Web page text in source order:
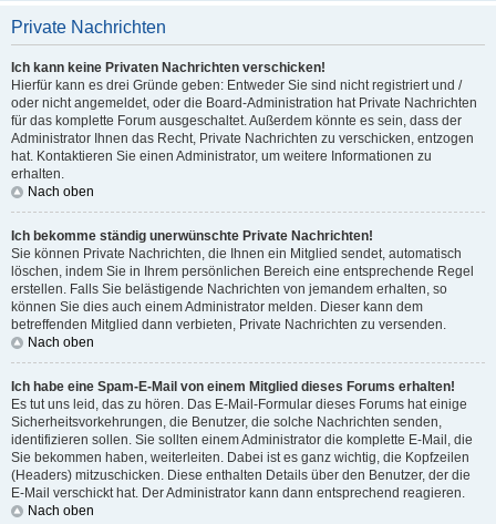
Private Nachrichten
Ich kann keine Privaten Nachrichten verschicken!
Hierfür kann es drei Gründe geben: Entweder Sie sind nicht registriert und /
oder nicht angemeldet, oder die Board-Administration hat Private Nachrichten
für das komplette Forum ausgeschaltet. Außerdem könnte es sein, dass der
Administrator Ihnen das Recht, Private Nachrichten zu verschicken, entzogen
hat. Kontaktieren Sie einen Administrator, um weitere Informationen zu
erhalten.
Nach oben
Ich bekomme ständig unerwünschte Private Nachrichten!
Sie können Private Nachrichten, die Ihnen ein Mitglied sendet, automatisch
löschen, indem Sie in Ihrem persönlichen Bereich eine entsprechende Regel
erstellen. Falls Sie belästigende Nachrichten von jemandem erhalten, so
können Sie dies auch einem Administrator melden. Dieser kann dem
betreffenden Mitglied dann verbieten, Private Nachrichten zu versenden.
Nach oben
Ich habe eine Spam-E-Mail von einem Mitglied dieses Forums erhalten!
Es tut uns leid, das zu hören. Das E-Mail-Formular dieses Forums hat einige
Sicherheitsvorkehrungen, die Benutzer, die solche Nachrichten senden,
identifizieren sollen. Sie sollten einem Administrator die komplette E-Mail, die
Sie bekommen haben, weiterleiten. Dabei ist es ganz wichtig, die Kopfzeilen
(Headers) mitzuschicken. Diese enthalten Details über den Benutzer, der die
E-Mail verschickt hat. Der Administrator kann dann entsprechend reagieren.
Nach oben